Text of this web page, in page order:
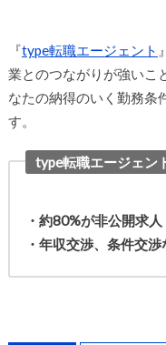
『type転職エージェント
業とのつながりが強いこ
なたの納得のいく勤務条
す。
type転職エージェン
・約80%が非公開求人
・年収交渉、条件交